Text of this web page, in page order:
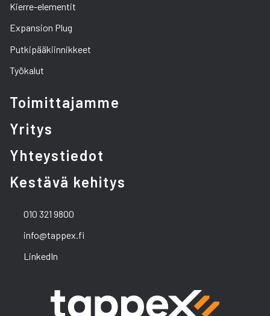
Kierre-elementit
Expansion Plug
Putkipääkiinnikkeet
Työkalut
Toimittajamme
Yritys
Yhteystiedot
Kestävä kehitys
010 321 9800
info@tappex.fi
LinkedIn